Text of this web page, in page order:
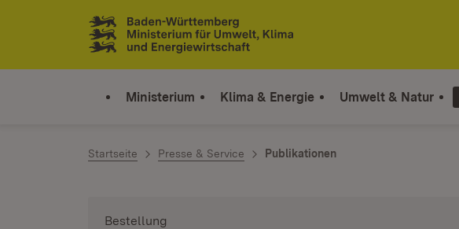
Zum Inhalt springen
Link zur Startseite
Ministerium Klima & Energie Umwelt & Natur
Startseite Presse & Service Publikationen
Bestellung